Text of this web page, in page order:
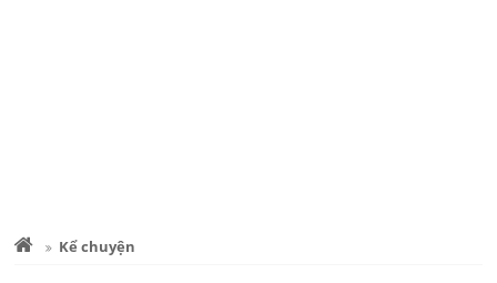
Kể chuyện